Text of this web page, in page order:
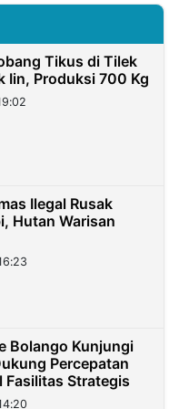
Tikus di Tilek
Iin, Produksi 700 Kg
Ilegal Rusak
Hutan Warisan
Bolango Kunjungi
Percepatan
Fasilitas Strategis